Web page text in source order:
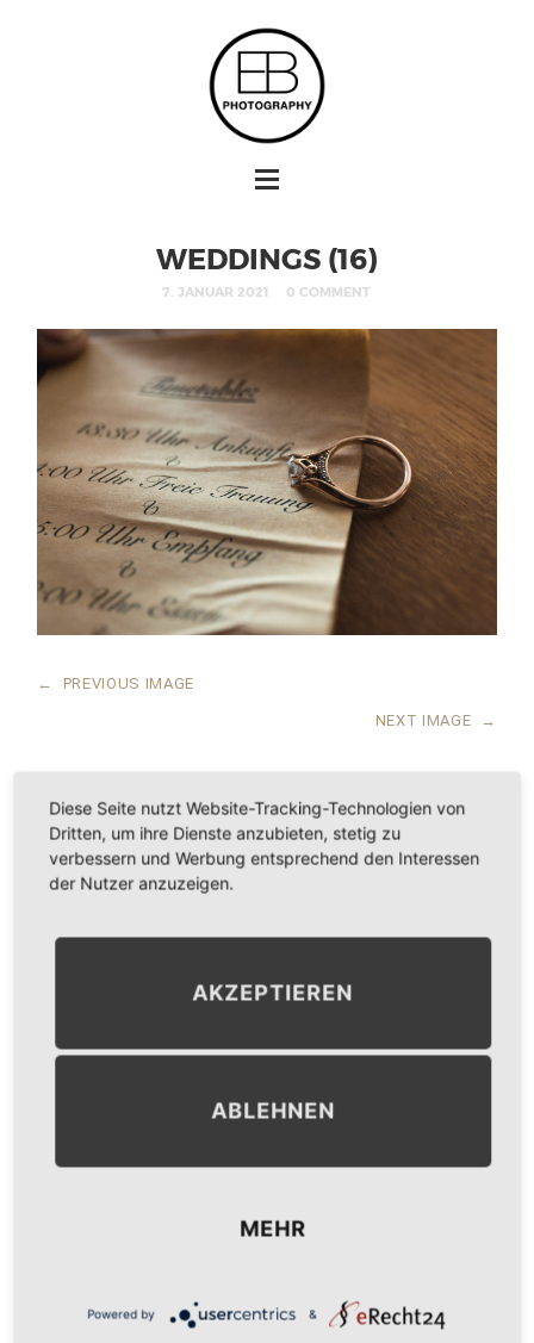
WEDDINGS (16)
7. JANUAR 2021 0 COMMENT
← PREVIOUS IMAGE
NEXT IMAGE →
LEAVE A COMMENT
E-MAIL-ADRESSE
Diese Seite nutzt Website-Tracking-Technologien von
Dritten, um ihre Dienste anzubieten, stetig zu
verbessern und Werbung entsprechend den Interessen
der Nutzer anzuzeigen.
AKZEPTIEREN
ABLEHNEN
MEHR
Powered by &